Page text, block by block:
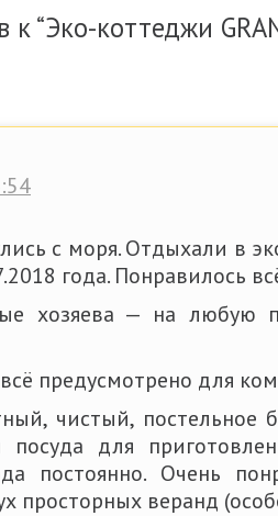
к “Эко-коттеджи
с моря. Отдыхали в
года. Понравилось
хозяева — на любую
предусмотрено для
чистый, постельное
посуда для
постоянно. Очень
просторных веранд